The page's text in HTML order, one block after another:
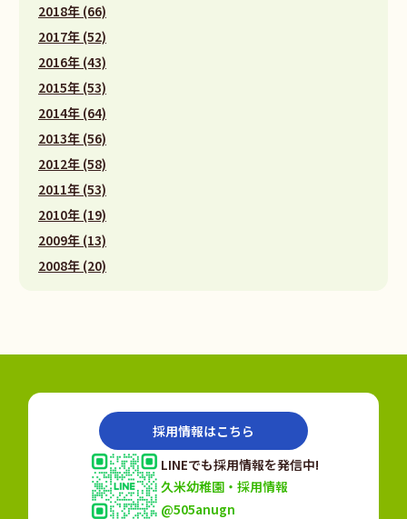
2018年 (66)
2017年 (52)
2016年 (43)
2015年 (53)
2014年 (64)
2013年 (56)
2012年 (58)
2011年 (53)
2010年 (19)
2009年 (13)
2008年 (20)
採用情報はこちら
LINEでも採用情報を発信中!
久米幼稚園・採用情報
@505anugn